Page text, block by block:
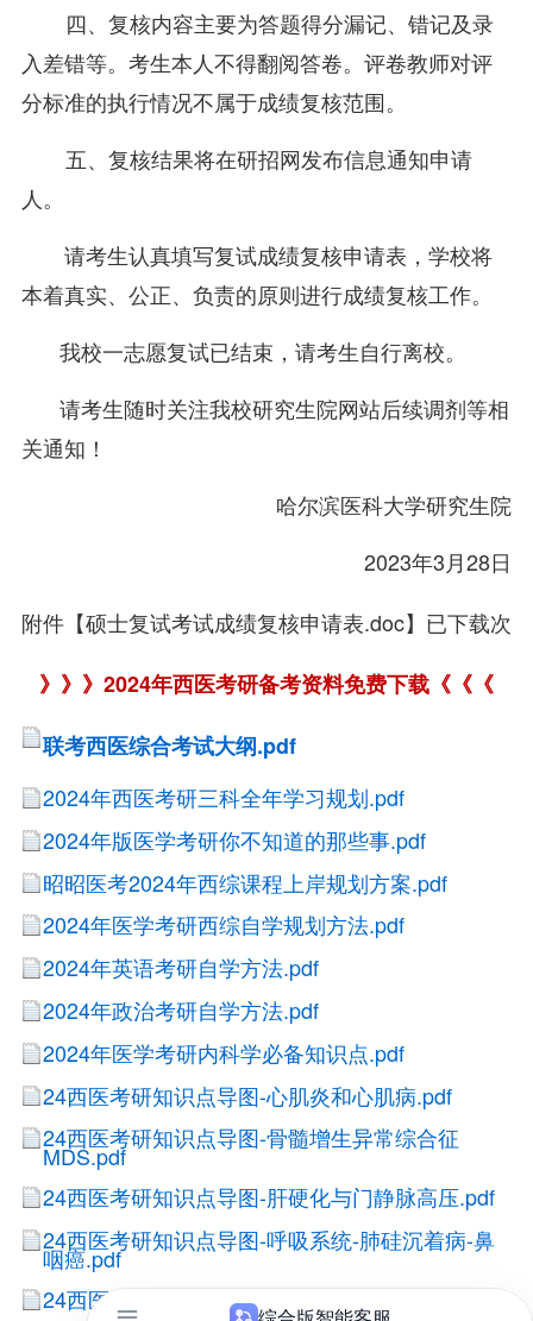
四、复核内容主要为答题得分漏记、错记及录
入差错等。考生本人不得翻阅答卷。评卷教师对评
分标准的执行情况不属于成绩复核范围。
五、复核结果将在研招网发布信息通知申请
人。
请考生认真填写复试成绩复核申请表，学校将
本着真实、公正、负责的原则进行成绩复核工作。
我校一志愿复试已结束，请考生自行离校。
请考生随时关注我校研究生院网站后续调剂等相
关通知！
哈尔滨医科大学研究生院
2023年3月28日
附件【硕士复试考试成绩复核申请表.doc】已下载次
》》》2024年西医考研备考资料免费下载《《《
联考西医综合考试大纲.pdf
2024年西医考研三科全年学习规划.pdf
2024年版医学考研你不知道的那些事.pdf
昭昭医考2024年西综课程上岸规划方案.pdf
2024年医学考研西综自学规划方法.pdf
2024年英语考研自学方法.pdf
2024年政治考研自学方法.pdf
2024年医学考研内科学必备知识点.pdf
24西医考研知识点导图-心肌炎和心肌病.pdf
24西医考研知识点导图-骨髓增生异常综合征
MDS.pdf
24西医考研知识点导图-肝硬化与门静脉高压.pdf
24西医考研知识点导图-呼吸系统-肺硅沉着病-鼻
咽癌.pdf
24西医考研知识点导图-泌尿系统疾病概述.pdf